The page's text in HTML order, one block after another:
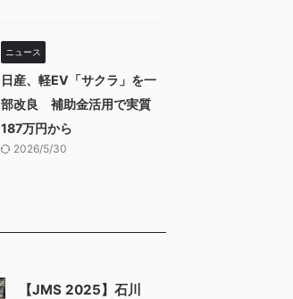
ニュース
日産、軽EV「サクラ」を一
部改良 補助金活用で実質
187万円から
2026/5/30
【JMS 2025】石川